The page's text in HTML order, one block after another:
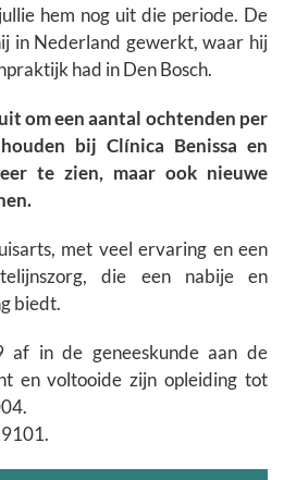
hem nog uit die periode. De
in Nederland gewerkt, waar hij
had in Den Bosch.
om een aantal ochtenden per
bij Clínica Benissa en
te zien, maar ook nieuwe
met veel ervaring en een
die een nabije en
biedt.
af in de geneeskunde aan de
en voltooide zijn opleiding tot